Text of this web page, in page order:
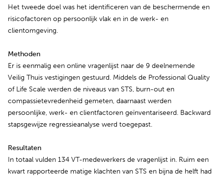
Het tweede doel was het identificeren van de beschermende en
risicofactoren op persoonlijk vlak en in de werk- en
clientomgeving.
Methoden
Er is eenmalig een online vragenlijst naar de 9 deelnemende
Veilig Thuis vestigingen gestuurd. Middels de Professional Quality
of Life Scale werden de niveaus van STS, burn-out en
compassietevredenheid gemeten, daarnaast werden
persoonlijke, werk- en clientfactoren geïnventariseerd. Backward
stapsgewijze regressieanalyse werd toegepast.
Resultaten
In totaal vulden 134 VT-medewerkers de vragenlijst in. Ruim een
kwart rapporteerde matige klachten van STS en bijna de helft had